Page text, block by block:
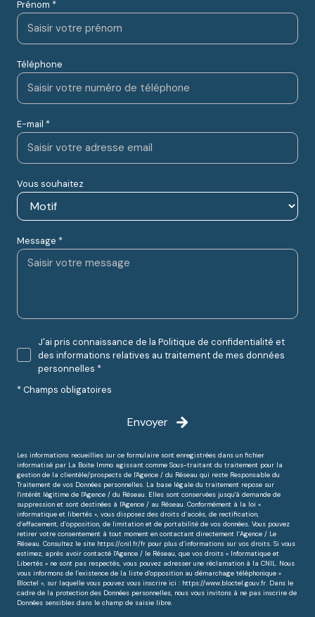
Prénom *
Téléphone
E-mail *
Vous souhaitez
Message *
J'ai pris connaissance de la Politique de confidentialité et
des informations relatives au traitement de mes données
personnelles *
* Champs obligatoires
Envoyer
Les informations recueillies sur ce formulaire sont enregistrées dans un fichier
informatisé par La Boite Immo agissant comme Sous-traitant du traitement pour la
gestion de la clientèle/prospects de l'Agence / du Réseau qui reste Responsable du
Traitement de vos Données personnelles. La base légale du traitement repose sur
l'intérêt légitime de l'Agence / du Réseau. Elles sont conservées jusqu'à demande de
suppression et sont destinées à l'Agence / au Réseau. Conformément à la loi «
informatique et libertés », vous disposez des droits d’accès, de rectification,
d’effacement, d’opposition, de limitation et de portabilité de vos données. Vous pouvez
retirer votre consentement à tout moment en contactant directement l’Agence / Le
Réseau. Consultez le site https://cnil.fr/fr pour plus d’informations sur vos droits. Si vous
estimez, après avoir contacté l'Agence / le Réseau, que vos droits « Informatique et
Libertés » ne sont pas respectés, vous pouvez adresser une réclamation à la CNIL. Nous
vous informons de l’existence de la liste d'opposition au démarchage téléphonique «
Bloctel », sur laquelle vous pouvez vous inscrire ici : https://www.bloctel.gouv.fr. Dans le
cadre de la protection des Données personnelles, nous vous invitons à ne pas inscrire de
Données sensibles dans le champ de saisie libre.